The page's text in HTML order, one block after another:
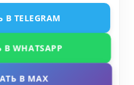
TELEGRAM
WHATSAPP
В MAX